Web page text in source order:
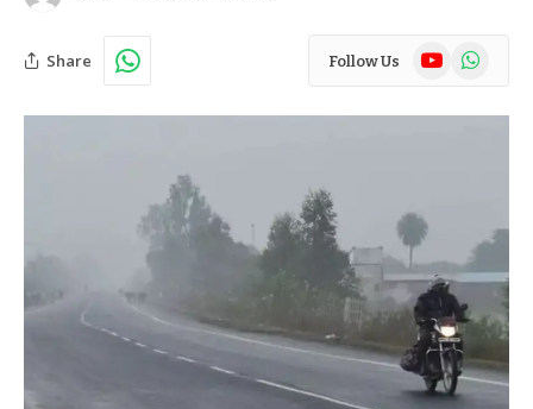
Share Follow Us YouTubeWhatsApp